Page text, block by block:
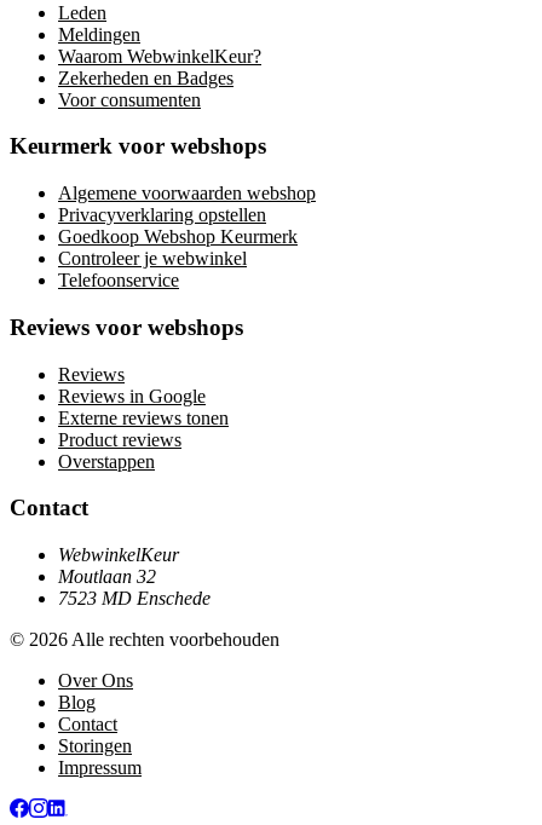
Leden
Meldingen
Waarom WebwinkelKeur?
Zekerheden en Badges
Voor consumenten
Keurmerk voor webshops
Algemene voorwaarden webshop
Privacyverklaring opstellen
Goedkoop Webshop Keurmerk
Controleer je webwinkel
Telefoonservice
Reviews voor webshops
Reviews
Reviews in Google
Externe reviews tonen
Product reviews
Overstappen
Contact
WebwinkelKeur
Moutlaan 32
7523 MD Enschede
© 2026 Alle rechten voorbehouden
Over Ons
Blog
Contact
Storingen
Impressum